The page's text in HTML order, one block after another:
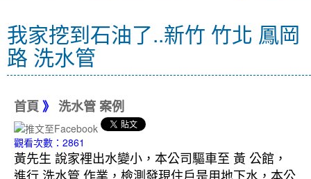
我家挖到石油了..新竹 竹北 鳳岡
路 洗水管
首頁 》 洗水管 案例
觀看次數：2861
黃先生 說家裡出水變小，本公司驅車至 黃 公館，
進行 洗水管 作業，檢測發現住戶是用地下水，本公